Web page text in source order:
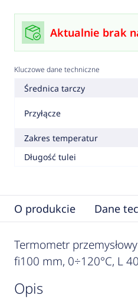
Aktualnie brak
Kluczowe dane techniczne
Średnica tarczy
Przyłącze
Zakres temperatur
Długość tulei
O produkcie Dane
Termometr
fi100 mm, 0÷120°C, L
opis